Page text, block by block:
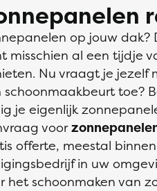
op jouw dak?
misschien al een tijdje
Nu vraagt je jezelf
schoonmaakbeurt toe?
je eigenlijk
voor
offerte, meestal
in uw
het schoonmaken van